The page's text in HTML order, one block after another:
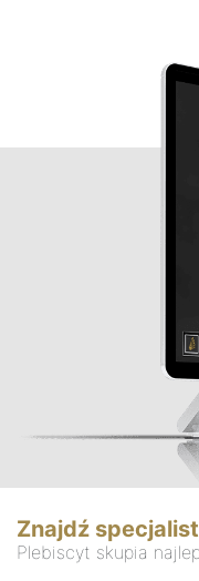
Znajdź
Plebiscyt skupia